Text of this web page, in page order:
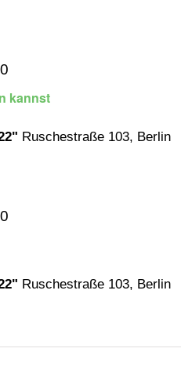
kannst
Ruschestraße 103, Berlin
Ruschestraße 103, Berlin